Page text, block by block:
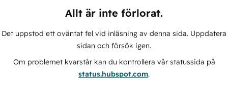
Allt är inte förlorat.
Det uppstod ett oväntat fel vid inläsning av denna sida. Uppdatera
sidan och försök igen.
Om problemet kvarstår kan du kontrollera vår statussida på
status.hubspot.com.